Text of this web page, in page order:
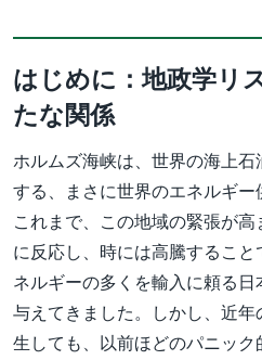
はじめに：地政学リ
たな関係
ホルムズ海峡は、世界の海上
する、まさに世界のエネルギー
これまで、この地域の緊張が
に反応し、時には高騰するこ
ネルギーの多くを輸入に頼る
与えてきました。しかし、近
生しても、以前ほどのパニッ